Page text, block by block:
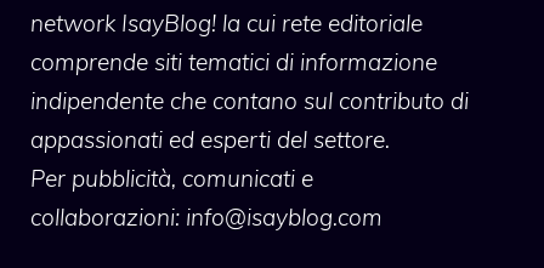
network IsayBlog! la cui rete editoriale
comprende siti tematici di informazione
indipendente che contano sul contributo di
appassionati ed esperti del settore.
Per pubblicità, comunicati e
collaborazioni: info@isayblog.com